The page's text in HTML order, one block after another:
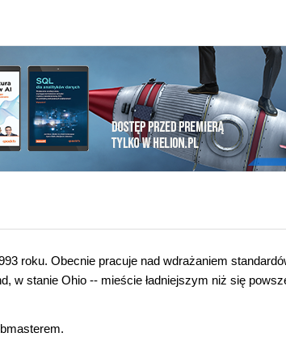
roku. Obecnie pracuje nad wdrażaniem
w stanie Ohio -- mieście ładniejszym niż się